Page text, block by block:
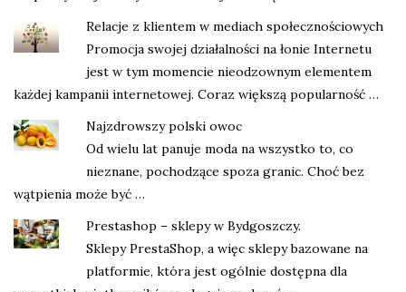
Relacje z klientem w mediach społecznościowych
Promocja swojej działalności na łonie Internetu
jest w tym momencie nieodzownym elementem
każdej kampanii internetowej. Coraz większą popularność …
Najzdrowszy polski owoc
Od wielu lat panuje moda na wszystko to, co
nieznane, pochodzące spoza granic. Choć bez
wątpienia może być …
Prestashop – sklepy w Bydgoszczy.
Sklepy PrestaShop, a więc sklepy bazowane na
platformie, która jest ogólnie dostępna dla